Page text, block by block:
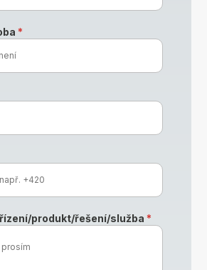
*
produkt/řešení/služba *